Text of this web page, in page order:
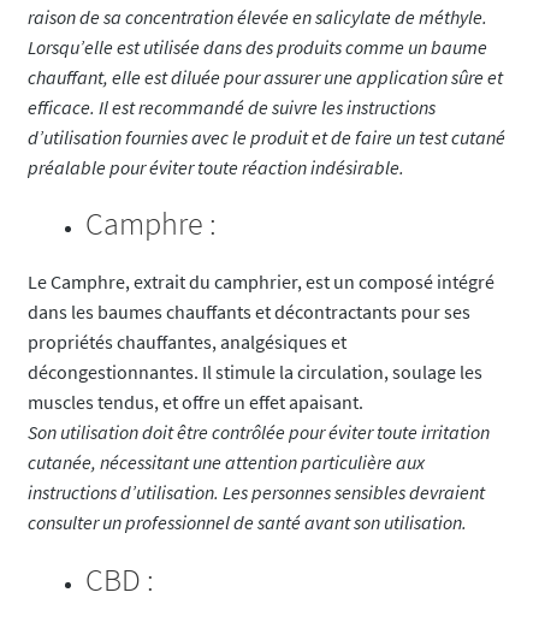
raison de sa concentration élevée en salicylate de méthyle.
Lorsqu’elle est utilisée dans des produits comme un baume
chauffant, elle est diluée pour assurer une application sûre et
efficace. Il est recommandé de suivre les instructions
d’utilisation fournies avec le produit et de faire un test cutané
préalable pour éviter toute réaction indésirable.
Camphre :
Le Camphre, extrait du camphrier, est un composé intégré
dans les baumes chauffants et décontractants pour ses
propriétés chauffantes, analgésiques et
décongestionnantes. Il stimule la circulation, soulage les
muscles tendus, et offre un effet apaisant.
Son utilisation doit être contrôlée pour éviter toute irritation
cutanée, nécessitant une attention particulière aux
instructions d’utilisation. Les personnes sensibles devraient
consulter un professionnel de santé avant son utilisation.
CBD :